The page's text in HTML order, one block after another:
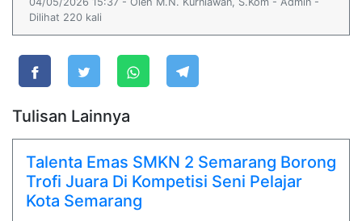
Dilihat 220 kali
Tulisan Lainnya
Talenta Emas SMKN 2 Semarang Borong
Trofi Juara Di Kompetisi Seni Pelajar
Kota Semarang